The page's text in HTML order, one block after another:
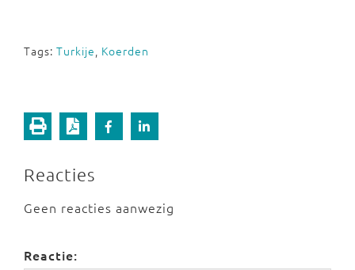
Tags: Turkije, Koerden
Reacties
Geen reacties aanwezig
Reactie: